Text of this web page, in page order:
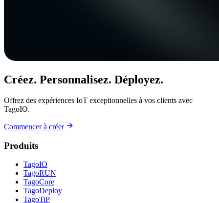
Créez. Personnalisez. Déployez.
Offrez des expériences IoT exceptionnelles à vos clients avec
TagoIO.
Commencer à créer
Produits
TagoIO
TagoRUN
TagoCore
TagoDeploy
TagoTiP